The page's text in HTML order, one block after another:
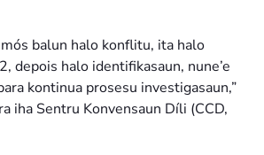
balun halo konflitu, ita halo
depois halo identifikasaun, nune’e
kontinua prosesu investigasaun,”
iha Sentru Konvensaun Díli (CCD,